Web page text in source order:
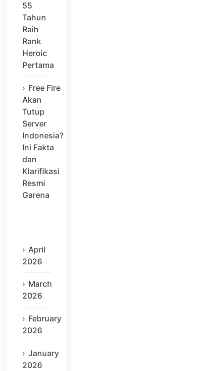
55
Tahun
Raih
Rank
Heroic
Pertama
Free Fire
Akan
Tutup
Server
Indonesia?
Ini Fakta
dan
Klarifikasi
Resmi
Garena
April
2026
March
2026
February
2026
January
2026